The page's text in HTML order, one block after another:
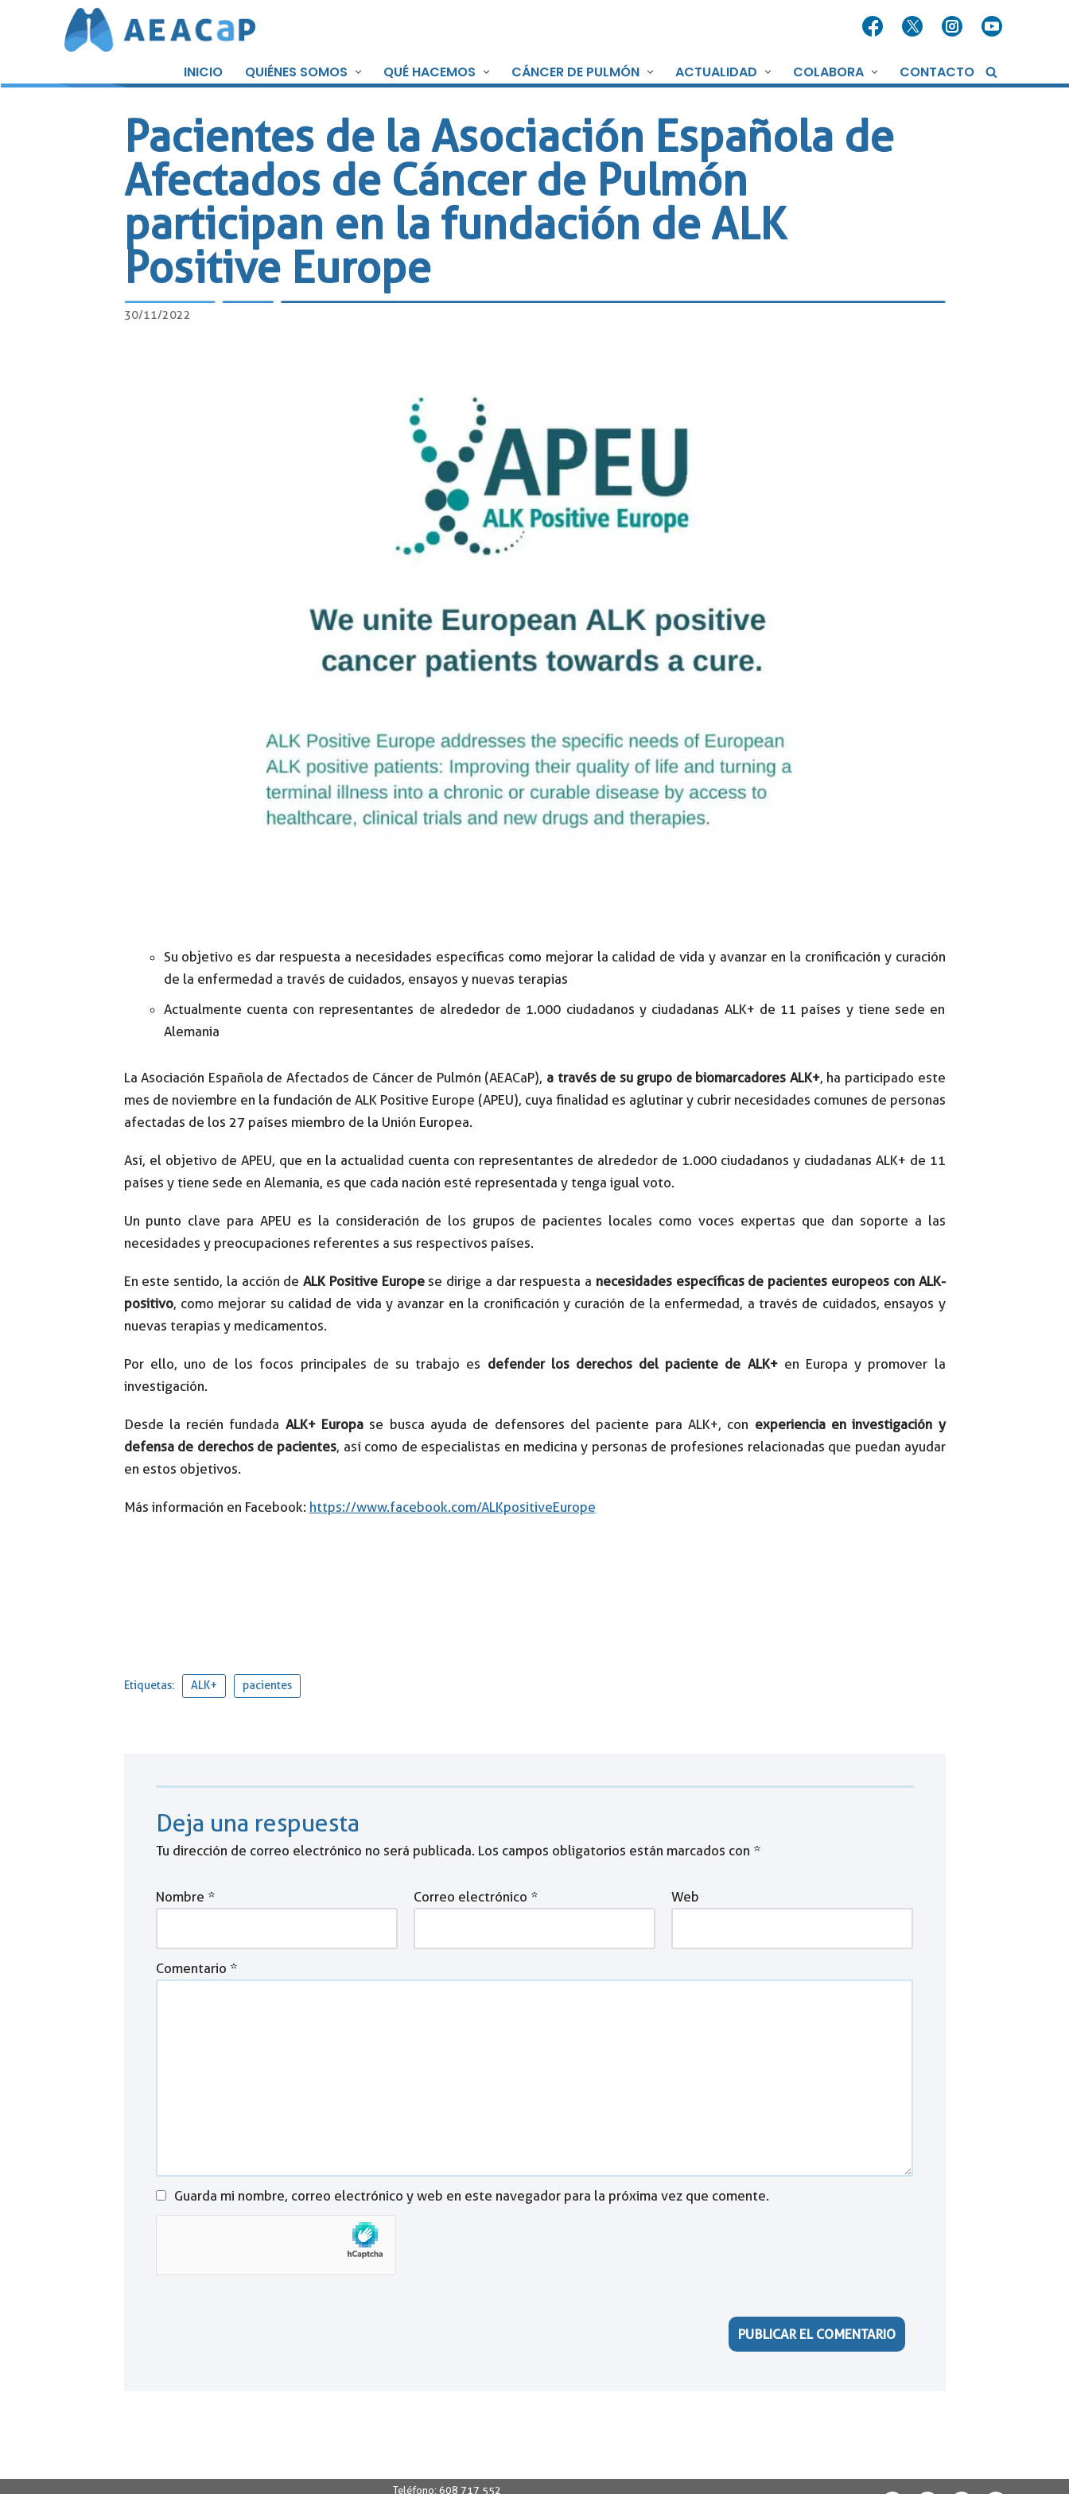
contenido
INICIO QUIÉNES SOMOS QUÉ HACEMOS CÁNCER DE PULMÓN ACTUALIDAD COLABORA CONTACTO
Pacientes de la Asociación Española de
Afectados de Cáncer de Pulmón
participan en la fundación de ALK
Positive Europe
30/11/2022
Su objetivo es dar respuesta a necesidades específicas como mejorar la calidad de vida y avanzar en la cronificación y curación
de la enfermedad a través de cuidados, ensayos y nuevas terapias
Actualmente cuenta con representantes de alrededor de 1.000 ciudadanos y ciudadanas ALK+ de 11 países y tiene sede en
Alemania
La Asociación Española de Afectados de Cáncer de Pulmón (AEACaP), a través de su grupo de biomarcadores ALK+, ha participado este
mes de noviembre en la fundación de ALK Positive Europe (APEU), cuya finalidad es aglutinar y cubrir necesidades comunes de personas
afectadas de los 27 países miembro de la Unión Europea.
Así, el objetivo de APEU, que en la actualidad cuenta con representantes de alrededor de 1.000 ciudadanos y ciudadanas ALK+ de 11
países y tiene sede en Alemania, es que cada nación esté representada y tenga igual voto.
Un punto clave para APEU es la consideración de los grupos de pacientes locales como voces expertas que dan soporte a las
necesidades y preocupaciones referentes a sus respectivos países.
En este sentido, la acción deALK Positive Europese dirige a dar respuesta a necesidades específicas de pacientes europeos con ALK-
positivo, como mejorar su calidad de vida y avanzar en la cronificación y curación de la enfermedad, a través de cuidados, ensayos y
nuevas terapias y medicamentos.
Por ello, uno de los focos principales de su trabajo es defender los derechos del paciente de ALK+en Europa y promover la
investigación.
Desde la recién fundada ALK+ Europa se busca ayuda de defensores del paciente para ALK+, con experiencia en investigación y
defensa de derechos de pacientes, así como de especialistas en medicina y personas de profesiones relacionadas que puedan ayudar
en estos objetivos.
Más información en Facebook: https://www.facebook.com/ALKpositiveEurope
Etiquetas: ALK+ pacientes
Deja una respuesta
Tu dirección de correo electrónico no será publicada. Los campos obligatorios están marcados con *
Nombre * Correo electrónico * Web
Comentario *
Guarda mi nombre, correo electrónico y web en este navegador para la próxima vez que comente.
Teléfono: 608 717 552